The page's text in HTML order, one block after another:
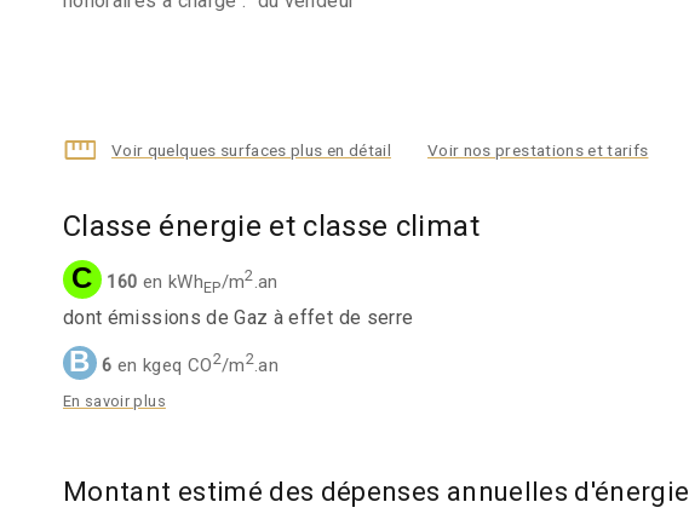
Voir quelques surfaces plus en détail Voir nos prestations et tarifs
Classe énergie et classe climat
C 160 en kWhEP/m2.an
dont émissions de Gaz à effet de serre
B 6 en kgeq CO2/m2.an
En savoir plus
Montant estimé des dépenses annuelles d'énergie